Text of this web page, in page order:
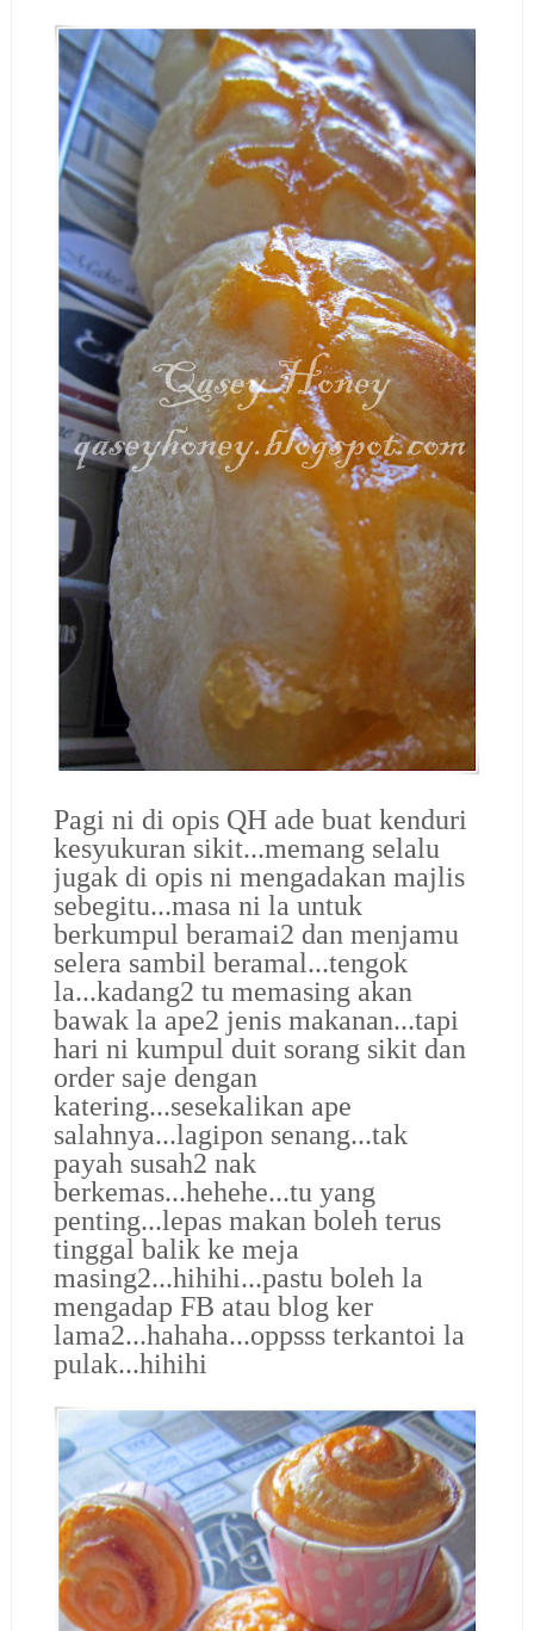
Pagi ni di opis QH ade buat kenduri
kesyukuran sikit...memang selalu
jugak di opis ni mengadakan majlis
sebegitu...masa ni la untuk
berkumpul beramai2 dan menjamu
selera sambil beramal...tengok
la...kadang2 tu memasing akan
bawak la ape2 jenis makanan...tapi
hari ni kumpul duit sorang sikit dan
order saje dengan
katering...sesekalikan ape
salahnya...lagipon senang...tak
payah susah2 nak
berkemas...hehehe...tu yang
penting...lepas makan boleh terus
tinggal balik ke meja
masing2...hihihi...pastu boleh la
mengadap FB atau blog ker
lama2...hahaha...oppsss terkantoi la
pulak...hihihi